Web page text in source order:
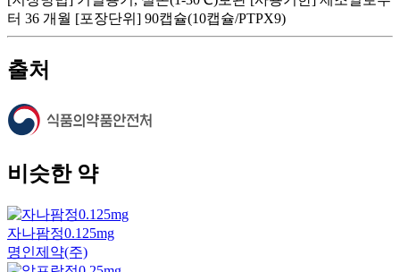
터 36 개월 [포장단위] 90캡슐(10캡슐/PTPX9)
출처
비슷한 약
자나팜정0.125mg
명인제약(주)